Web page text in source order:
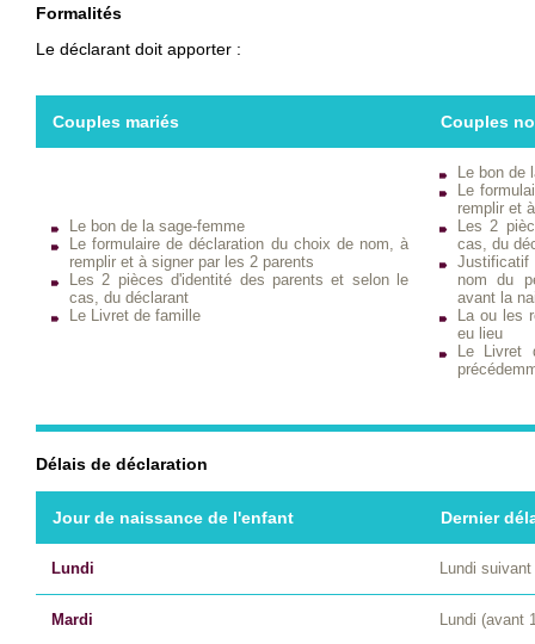
Formalités
Le déclarant doit apporter :
Couples mariés Couples
Le bon de la sage-femme
Le formulaire de déclaration du choix de nom, à
remplir et à signer par les 2 parents
Les 2 pièces d'identité des parents et selon le
cas, du déclarant
Le Livret de famille
Le bon de
Le
remplir et
Les 2
cas, du
nom du
avant la
La ou les
eu lieu
Le Livret
Délais de déclaration
Jour de naissance de l'enfant Dernier
Lundi Lundi
Mardi Lundi (avant